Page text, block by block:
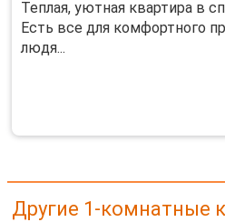
Теплая, уютная квартира в
Есть все для комфортного
людя...
Другие 1-комнатные